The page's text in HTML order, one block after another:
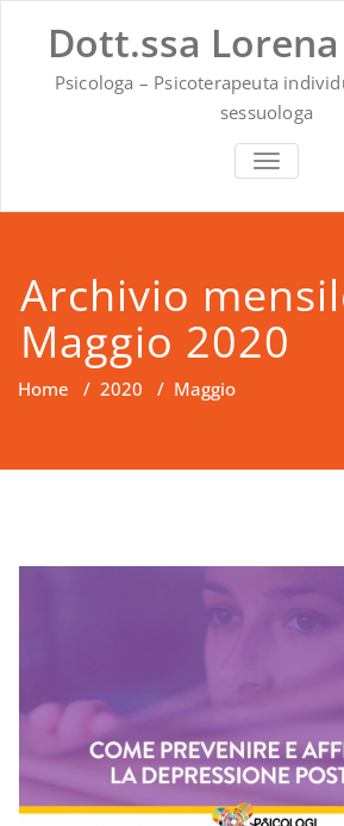
contenutoDott.ssa
Psicologa – Psicoterapeuta
sessuologa
MOSTRA
Archivio
Maggio 2020
Home / 2020 / Maggio